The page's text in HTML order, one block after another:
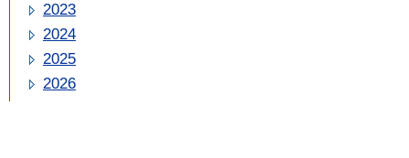
2023
2024
2025
2026